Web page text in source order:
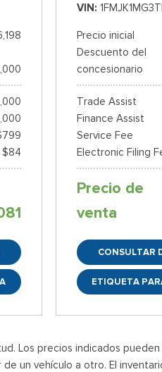
$84
VIN
Precio inicial
Descuento del
concesionario
Trade Assist
Finance Assist
Service Fee
Electronic Filing
Precio de
venta
CONSULTAR
ETIQUETA
Los precios indicados
un vehículo a otro. El